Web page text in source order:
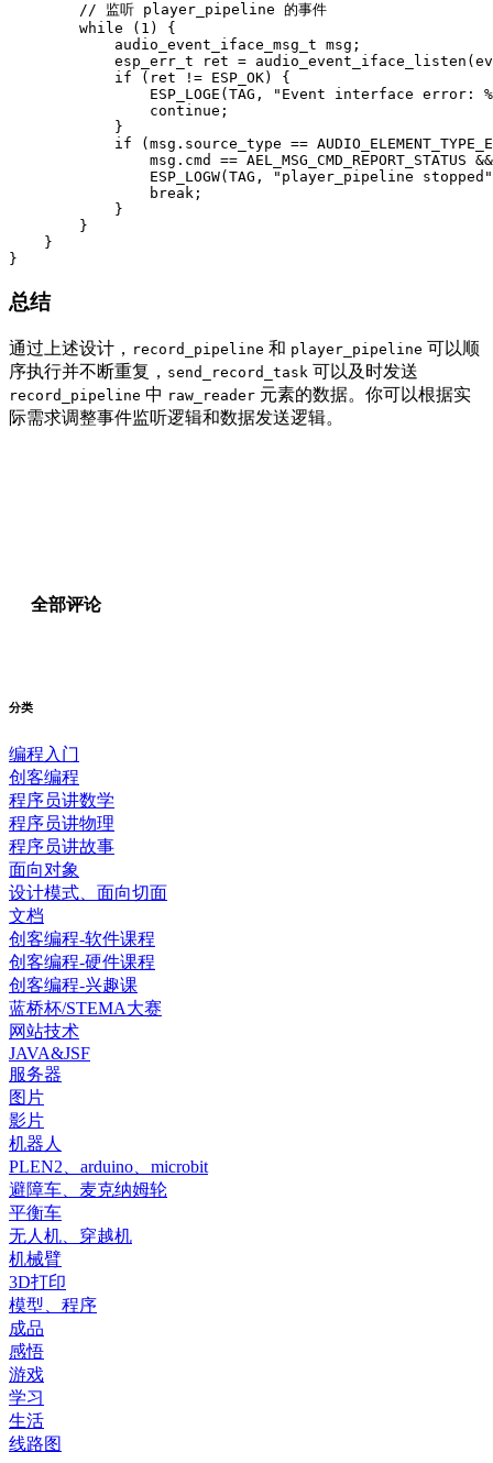
        // 监听 player_pipeline 的事件
        while (1) {
            audio_event_iface_msg_t msg;
esp_err_t ret =
            if (ret != ESP_OK) {
ESP_LOGE(TAG, "Event interface error:
                continue;
            }
if (msg.source_type ==
msg.cmd == AEL_MSG_CMD_REPORT_STATUS
ESP_LOGW(TAG, "player_pipeline
                break;
            }
        }
    }
}
总结
通过上述设计， record_pipeline 和 player_pipeline 可以顺
序执行并不断重复， send_record_task 可以及时发送
record_pipeline 中 raw_reader 元素的数据。你可以根据实
际需求调整事件监听逻辑和数据发送逻辑。
全部评论
分类
编程入门
创客编程
程序员讲数学
程序员讲物理
程序员讲故事
面向对象
设计模式、面向切面
文档
创客编程-软件课程
创客编程-硬件课程
创客编程-兴趣课
蓝桥杯/STEMA大赛
网站技术
JAVA&JSF
服务器
图片
影片
机器人
PLEN2、arduino、microbit
避障车、麦克纳姆轮
平衡车
无人机、穿越机
机械臂
3D打印
模型、程序
成品
感悟
游戏
学习
生活
线路图